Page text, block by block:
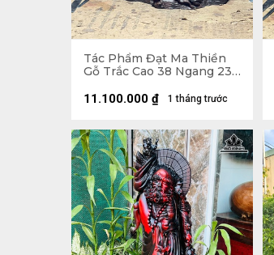
Tác Phẩm Đạt Ma Thiền
Gỗ Trắc Cao 38 Ngang 23
1 tháng trước
11.100.000 ₫